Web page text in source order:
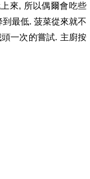
來, 所以偶爾會吃些
最低. 菠菜從來就不
一次的嘗試. 主廚按